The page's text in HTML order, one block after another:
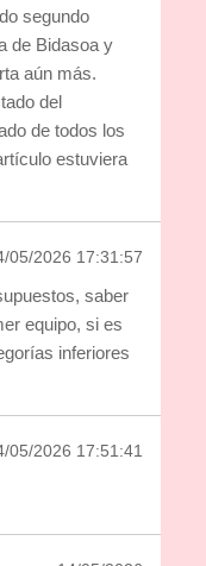
segundo
de Bidasoa y
aún más.
del
de todos los
estuviera
05/2026 17:31:57
saber
equipo, si es
inferiores
05/2026 17:51:41